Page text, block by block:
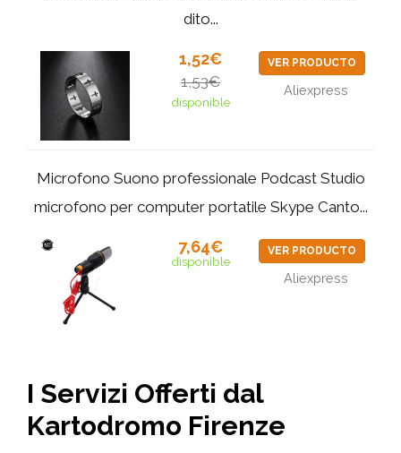
dito...
1,52€
1,53€
disponible
VER PRODUCTO
Aliexpress
Microfono Suono professionale Podcast Studio
microfono per computer portatile Skype Canto...
7,64€
disponible
VER PRODUCTO
Aliexpress
I Servizi Offerti dal
Kartodromo Firenze